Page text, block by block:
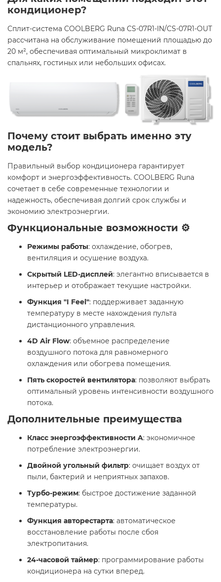
кондиционер?
Сплит-система COOLBERG Runa CS-07R1-IN/CS-07R1-OUT
рассчитана на обслуживание помещений площадью до
20 м², обеспечивая оптимальный микроклимат в
спальнях, гостиных или небольших офисах.
Почему стоит выбрать именно эту
модель?
Правильный выбор кондиционера гарантирует
комфорт и энергоэффективность. COOLBERG Runa
сочетает в себе современные технологии и
надежность, обеспечивая долгий срок службы и
экономию электроэнергии.
Функциональные возможности ⚙️
Режимы работы: охлаждение, обогрев,
вентиляция и осушение воздуха.
Скрытый LED-дисплей: элегантно вписывается в
интерьер и отображает текущие настройки.
Функция "I Feel": поддерживает заданную
температуру в месте нахождения пульта
дистанционного управления.
4D Air Flow: объемное распределение
воздушного потока для равномерного
охлаждения или обогрева помещения.
Пять скоростей вентилятора: позволяют выбрать
оптимальный уровень интенсивности воздушного
потока.
Дополнительные преимущества
Класс энергоэффективности A: экономичное
потребление электроэнергии.
Двойной угольный фильтр: очищает воздух от
пыли, бактерий и неприятных запахов.
Турбо-режим: быстрое достижение заданной
температуры.
Функция авторестарта: автоматическое
восстановление работы после сбоя
электропитания.
24-часовой таймер: программирование работы
кондиционера на сутки вперед.